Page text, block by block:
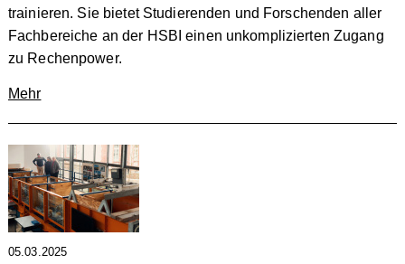
trainieren. Sie bietet Studierenden und Forschenden aller
Fachbereiche an der HSBI einen unkomplizierten Zugang
zu Rechenpower.
Mehr
05.03.2025